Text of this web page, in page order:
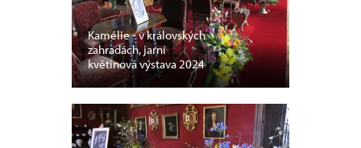
Kamélie - v královských
zahradách, jarní
květinová výstava 2024